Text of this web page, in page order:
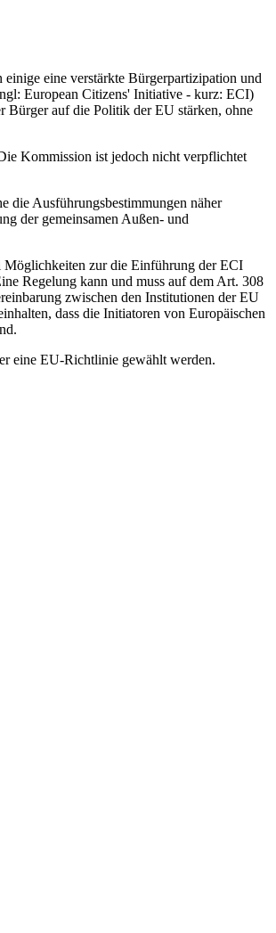
eine verstärkte Bürgerpartizipation und
European Citizens' Initiative - kurz: ECI)
Bürger auf die Politik der EU stärken, ohne
Kommission ist jedoch nicht verpflichtet
die Ausführungsbestimmungen näher
der gemeinsamen Außen- und
Möglichkeiten zur die Einführung der ECI
Regelung kann und muss auf dem Art. 308
zwischen den Institutionen der EU
dass die Initiatoren von Europäischen
eine EU-Richtlinie gewählt werden.